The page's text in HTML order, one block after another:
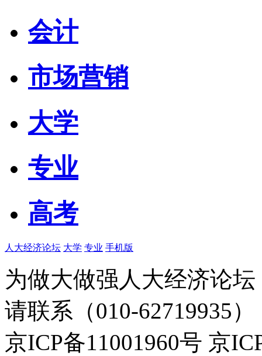
会计
市场营销
大学
专业
高考
人大经济论坛 大学 专业 手机版
为做大做强人大经济论
请联系（010-62719935）
京ICP备11001960号 京